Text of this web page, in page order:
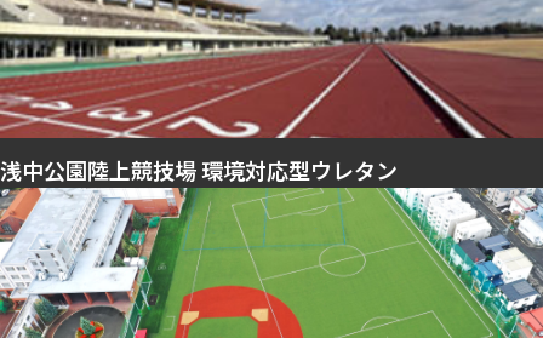
浅中公園陸上競技場 環境対応型ウレタン